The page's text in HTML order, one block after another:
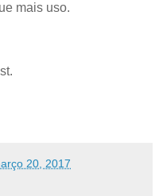
mais uso.
20, 2017